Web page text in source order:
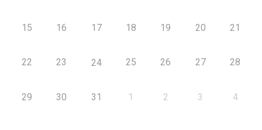
15 16 17 18 19 20 21
22 23 24 25 26 27 28
29 30 31 1 2 3 4